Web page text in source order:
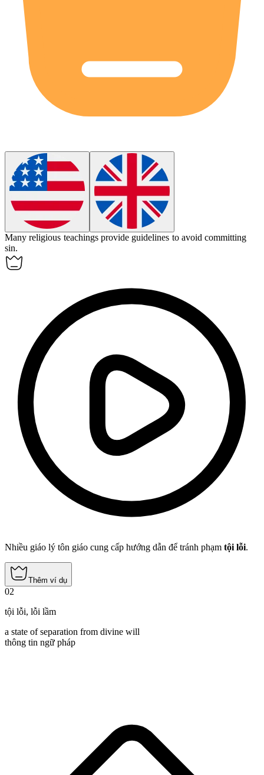
Many religious teachings provide guidelines to avoid committing
sin.
Nhiều giáo lý tôn giáo cung cấp hướng dẫn để tránh phạm tội lỗi.
Thêm ví dụ
02
tội lỗi, lỗi lầm
a state of separation from divine will
thông tin ngữ pháp